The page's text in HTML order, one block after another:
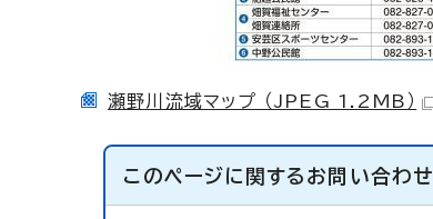
瀬野川流域マップ （JPEG 1.2MB）
このページに関する お問い合わせ